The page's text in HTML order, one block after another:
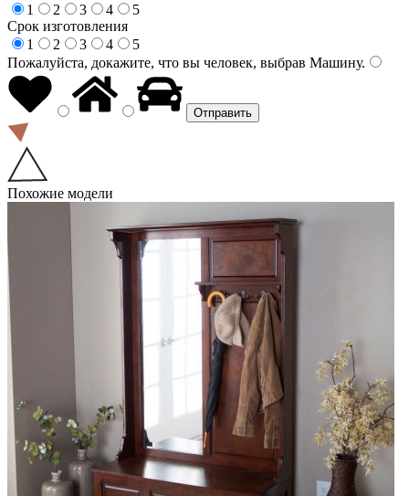
1
2 3 4
5
Срок изготовления
1
2 3 4
5
Пожалуйста, докажите, что вы человек, выбрав Машину.
Похожие модели